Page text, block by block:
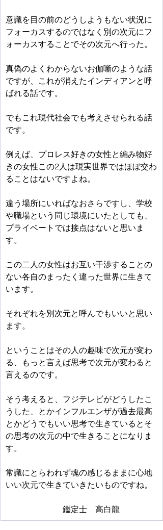
意識を目の前のどうしようもない状況に
フォーカスするのではなく別の次元にフ
ォーカスすることでその次元へ行った。
真偽のよくわからないお伽噺のような話
ですが、これが消えたインディアンと呼
ばれる話です。
でもこれ現代社会でも考えさせられる話
です。
例えば、プロレス好きの女性と編み物好
きの女性この2人は現実世界ではほぼ交わ
ることはないですよね。
違う場所にいればなおさらですし、学校
や職場という同じ環境にいたとしても、
プライベートでは接点はないと思いま
す。
この二人の女性はお互い干渉することの
ない各自のまったく違った世界に生きて
います。
それぞれを別次元と呼んでもいいと思い
ます。
ということはその人の趣味で次元が変わ
る、もっと言えば思考で次元が変わると
言えるのです。
そう考えると、フジテレビがどうしたこ
うした、とかインフルエンザが過去最高
とかどうでもいい思考で生きているとそ
の思考の次元の中で生きることになりま
す。
常識にとらわれず魂の感じるままに心地
いい次元で生きていきたいものですね。
鑑定士　高白龍